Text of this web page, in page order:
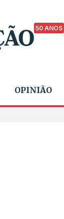
50 ANOS
OPINIÃO